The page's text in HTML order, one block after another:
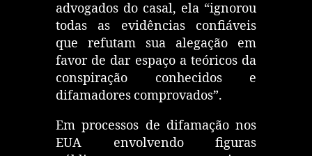
advogados do casal, ela “ignorou
todas as evidências confiáveis
que refutam sua alegação em
favor de dar espaço a teóricos da
conspiração conhecidos e
difamadores comprovados”.
Em processos de difamação nos
EUA envolvendo figuras